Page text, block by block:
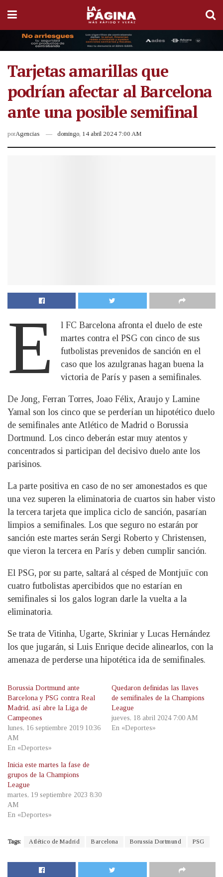
Tarjetas amarillas que
podrían afectar al Barcelona
ante una posible semifinal
porAgencias domingo, 14 abril 2024 7:00 AM
E
l FC Barcelona afronta el duelo de este
martes contra el PSG con cinco de sus
futbolistas prevenidos de sanción en el
caso que los azulgranas hagan buena la
victoria de París y pasen a semifinales.
De Jong, Ferran Torres, Joao Félix, Araujo y Lamine
Yamal son los cinco que se perderían un hipotético duelo
de semifinales ante Atlético de Madrid o Borussia
Dortmund. Los cinco deberán estar muy atentos y
concentrados si participan del decisivo duelo ante los
parisinos.
La parte positiva en caso de no ser amonestados es que
una vez superen la eliminatoria de cuartos sin haber visto
la tercera tarjeta que implica ciclo de sanción, pasarían
limpios a semifinales. Los que seguro no estarán por
sanción este martes serán Sergi Roberto y Christensen,
que vieron la tercera en París y deben cumplir sanción.
El PSG, por su parte, saltará al césped de Montjuïc con
cuatro futbolistas apercibidos que no estarían en
semifinales si los galos logran darle la vuelta a la
eliminatoria.
Se trata de Vitinha, Ugarte, Skriniar y Lucas Hernández
los que jugarán, si Luis Enrique decide alinearlos, con la
amenaza de perderse una hipotética ida de semifinales.
Borussia Dortmund ante
Barcelona y PSG contra Real
Madrid, así abre la Liga de
Campeones
lunes, 16 septiembre 2019 10:36
AM
En «Deportes»
Quedaron definidas las llaves
de semifinales de la Champions
League
jueves, 18 abril 2024 7:00 AM
En «Deportes»
Inicia este martes la fase de
grupos de la Champions
League
martes, 19 septiembre 2023 8:30
AM
En «Deportes»
Tags: Atlético de Madrid Barcelona Borussia Dortmund PSG